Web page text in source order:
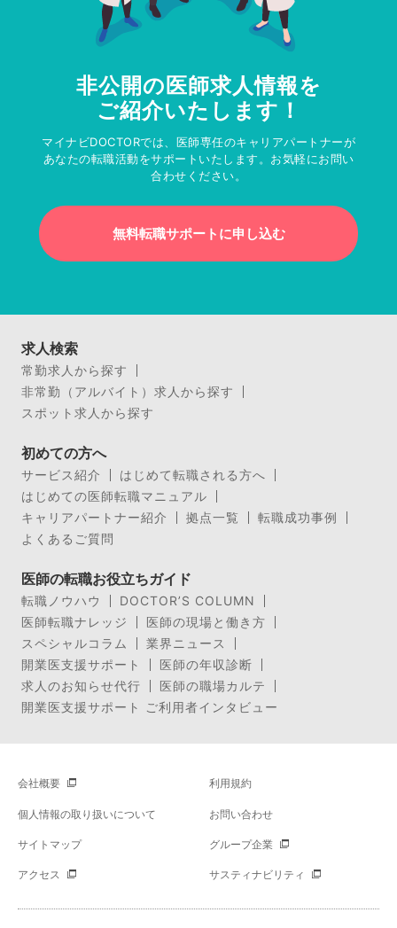
非公開の医師求人情報を
ご紹介いたします！
マイナビDOCTORでは、医師専任のキャリアパートナーが
あなたの転職活動をサポートいたします。お気軽にお問い
合わせください。
無料転職サポートに申し込む
求人検索
常勤求人から探す
非常勤（アルバイト）求人から探す
スポット求人から探す
初めての方へ
サービス紹介
はじめて転職される方へ
はじめての医師転職マニュアル
キャリアパートナー紹介
拠点一覧
転職成功事例
よくあるご質問
医師の転職お役立ちガイド
転職ノウハウ
DOCTOR’S COLUMN
医師転職ナレッジ
医師の現場と働き方
スペシャルコラム
業界ニュース
開業医支援サポート
医師の年収診断
求人のお知らせ代行
医師の職場カルテ
開業医支援サポート ご利用者インタビュー
会社概要 利用規約
個人情報の取り扱いについて お問い合わせ
サイトマップ グループ企業
アクセス サスティナビリティ